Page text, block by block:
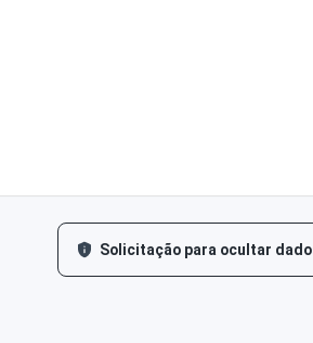
Solicitação para ocultar